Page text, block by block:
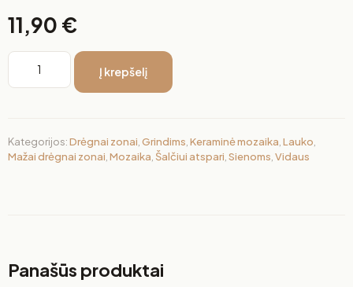
11,90 €
Į krepšelį
Kategorijos:Drėgnai zonai Grindims Keraminė mozaika Lauko
Mažai drėgnai zonai Mozaika Šalčiui atspari Sienoms Vidaus
Panašūs produktai